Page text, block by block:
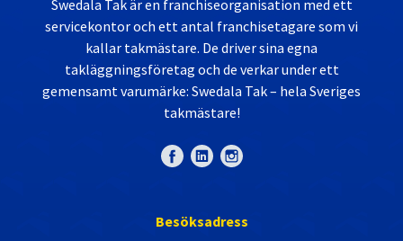
Swedala Tak är en franchiseorganisation med ett
servicekontor och ett antal franchisetagare som vi
kallar takmästare. De driver sina egna
takläggningsföretag och de verkar under ett
gemensamt varumärke: Swedala Tak – hela Sveriges
takmästare!
Besöksadress